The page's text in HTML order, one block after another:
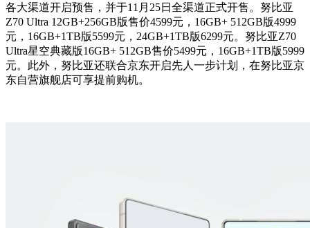
各大渠道开启预售，并于11月25日全渠道正式开售。努比亚
Z70 Ultra 12GB+256GB版售价4599元，16GB+ 512GB版4999
元，16GB+1TB版5599元，24GB+1TB版6299元。努比亚Z70
Ultra星空典藏版16GB+ 512GB售价5499元，16GB+1TB版5999
元。此外，努比亚还联合京东开启先人一步计划，在努比亚京
东自营旗舰店可享提前购机。